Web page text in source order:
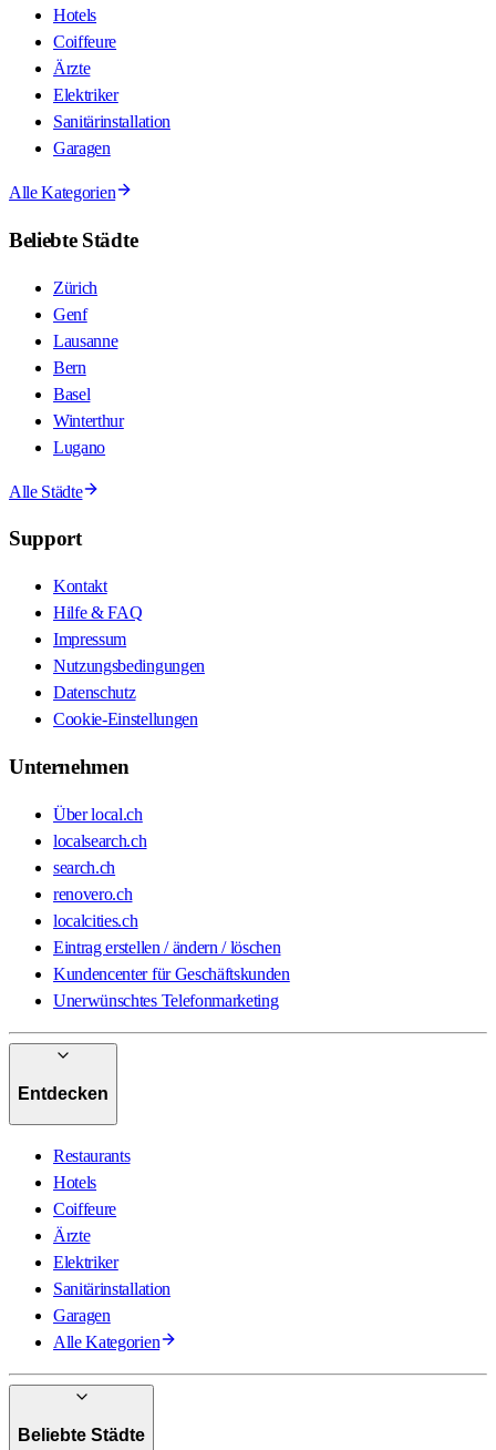
Hotels
Coiffeure
Ärzte
Elektriker
Sanitärinstallation
Garagen
Alle Kategorien
Beliebte Städte
Zürich
Genf
Lausanne
Bern
Basel
Winterthur
Lugano
Alle Städte
Support
Kontakt
Hilfe & FAQ
Impressum
Nutzungsbedingungen
Datenschutz
Cookie-Einstellungen
Unternehmen
Über local.ch
localsearch.ch
search.ch
renovero.ch
localcities.ch
Eintrag erstellen / ändern / löschen
Kundencenter für Geschäftskunden
Unerwünschtes Telefonmarketing
Entdecken
Restaurants
Hotels
Coiffeure
Ärzte
Elektriker
Sanitärinstallation
Garagen
Alle Kategorien
Beliebte Städte